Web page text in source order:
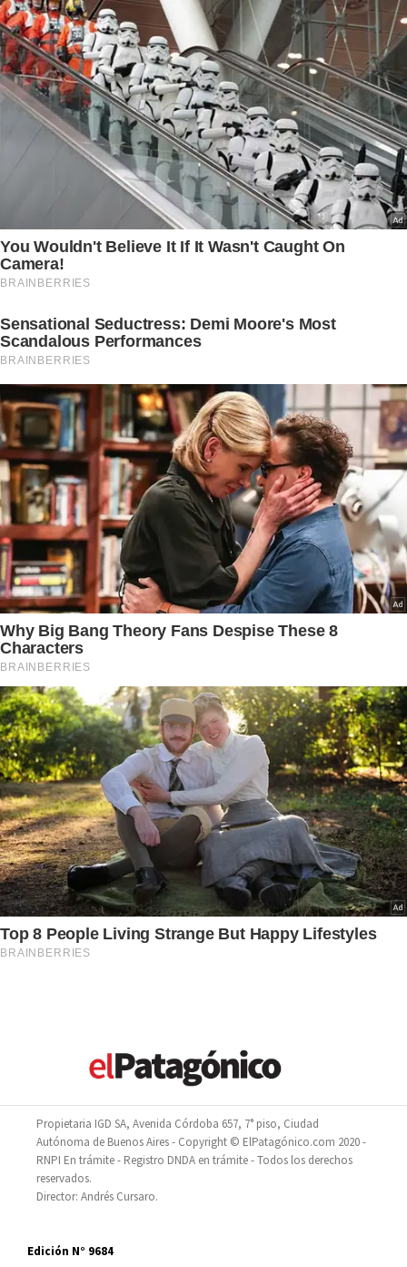
Propietaria IGD SA, Avenida Córdoba 657, 7° piso, Ciudad
Autónoma de Buenos Aires - Copyright © ElPatagónico.com 2020 -
RNPI En trámite - Registro DNDA en trámite - Todos los derechos
reservados.
Director: Andrés Cursaro.
Edición N° 9684